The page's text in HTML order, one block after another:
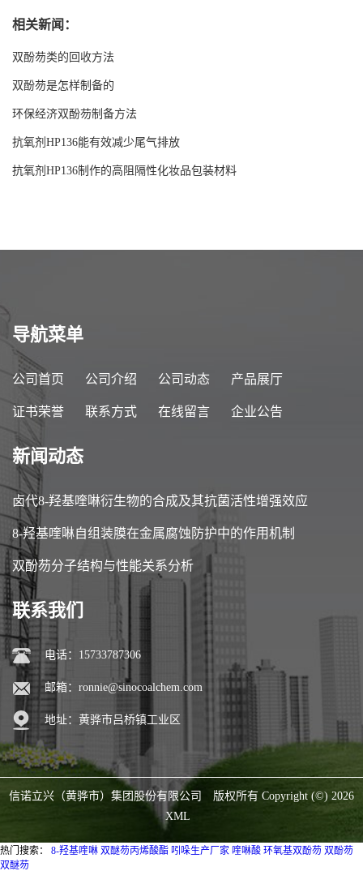
相关新闻：
双酚芴类的回收方法
双酚芴是怎样制备的
环保经济双酚芴制备方法
抗氧剂HP136能有效减少尾气排放
抗氧剂HP136制作的高阻隔性化妆品包装材料
导航菜单
公司首页 公司介绍 公司动态 产品展厅
证书荣誉 联系方式 在线留言 企业公告
新闻动态
卤代8-羟基喹啉衍生物的合成及其抗菌活性增强效应
8-羟基喹啉自组装膜在金属腐蚀防护中的作用机制
双酚芴分子结构与性能关系分析
联系我们
电话：15733787306
邮箱： ronnie@sinocoalchem.com
地址：黄骅市吕桥镇工业区
信诺立兴（黄骅市）集团股份有限公司
版权所有 Copyright (©) 2026
XML
热门搜索： 8-羟基喹啉 双醚芴丙烯酸酯 吲哚生产厂家 喹啉酸 环氧基双酚芴 双酚芴
双醚芴